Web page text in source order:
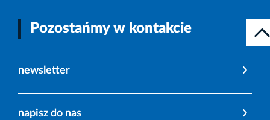
Pozostańmy w kontakcie
newsletter
napisz do nas